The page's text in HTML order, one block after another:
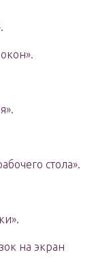
стола».
на экран